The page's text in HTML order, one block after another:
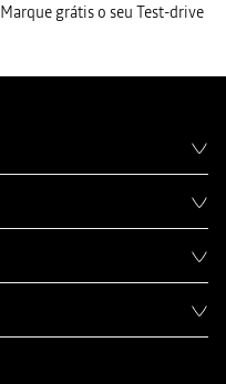
Marque grátis o seu Test-drive